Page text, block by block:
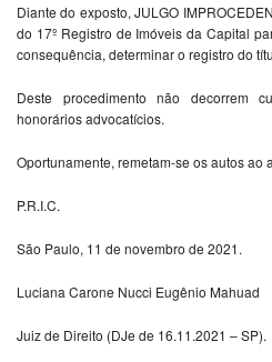
Diante do exposto, JULGO
do 17º Registro de Imóveis da Capital
consequência, determinar o registro do
Deste procedimento não decorrem
honorários advocatícios.
Oportunamente, remetam-se os autos ao
P.R.I.C.
São Paulo, 11 de novembro de 2021.
Luciana Carone Nucci Eugênio Mahuad
Juiz de Direito (DJe de 16.11.2021 – SP).